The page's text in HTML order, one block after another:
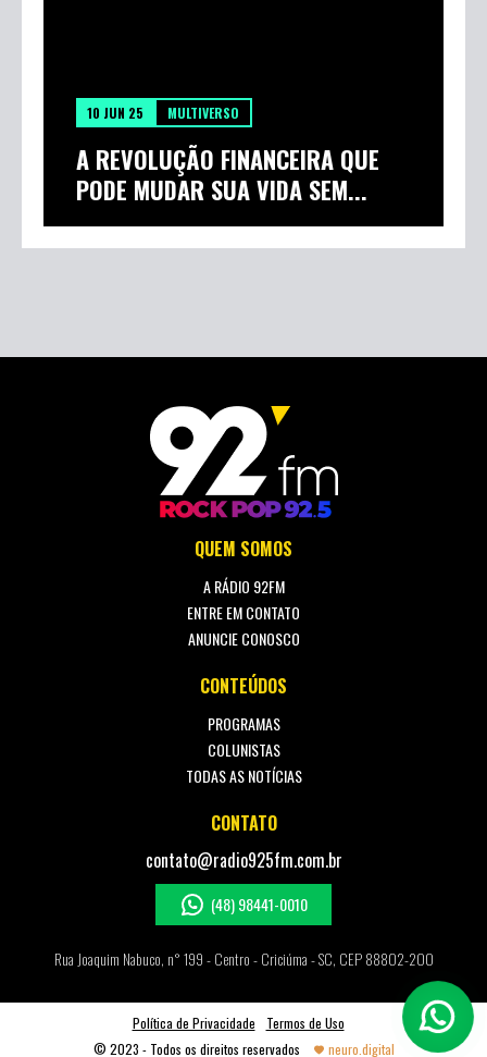
10 JUN 25 MULTIVERSO
A REVOLUÇÃO FINANCEIRA QUE
PODE MUDAR SUA VIDA SEM...
QUEM SOMOS
A RÁDIO 92FM
ENTRE EM CONTATO
ANUNCIE CONOSCO
CONTEÚDOS
PROGRAMAS
COLUNISTAS
TODAS AS NOTÍCIAS
CONTATO
contato@radio925fm.com.br
(48) 98441-0010
Rua Joaquim Nabuco, n° 199 - Centro - Criciúma - SC, CEP 88802-200
Política de Privacidade
Termos de Uso
© 2023 - Todos os direitos reservados
neuro.digital